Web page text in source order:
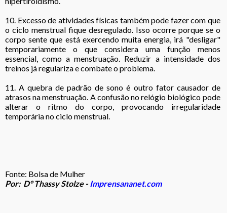
10. Excesso de atividades físicas também pode fazer com que
o ciclo menstrual fique desregulado. Isso ocorre porque se o
corpo sente que está exercendo muita energia, irá "desligar"
temporariamente o que considera uma função menos
essencial, como a menstruação. Reduzir a intensidade dos
treinos já regulariza e combate o problema.
11. A quebra de padrão de sono é outro fator causador de
atrasos na menstruação. A confusão no relógio biológico pode
alterar o ritmo do corpo, provocando irregularidade
temporária no ciclo menstrual.
Fonte: Bolsa de Mulher
Por: D° Thassy Stolze -Imprensananet.com